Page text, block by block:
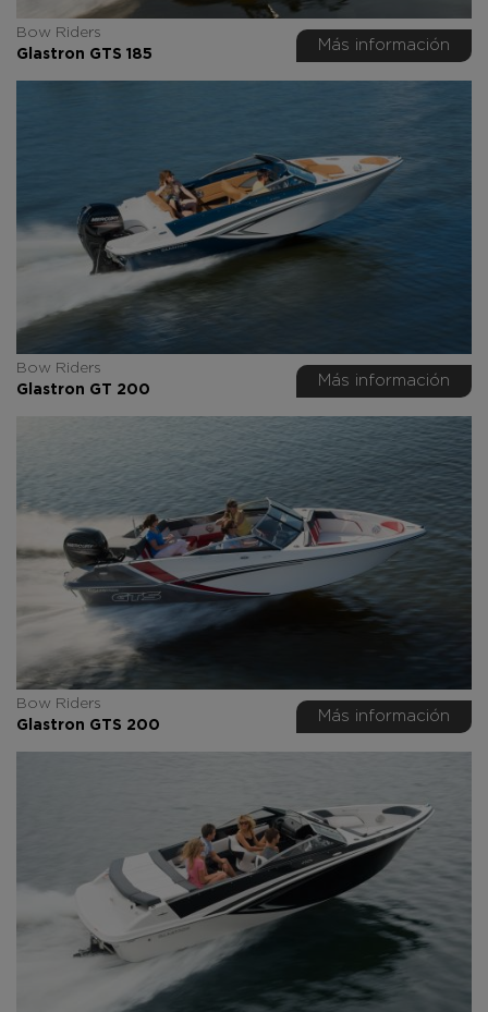
Bow Riders
Glastron GTS 185
Más información
Bow Riders
Glastron GT 200
Más información
Bow Riders
Glastron GTS 200
Más información